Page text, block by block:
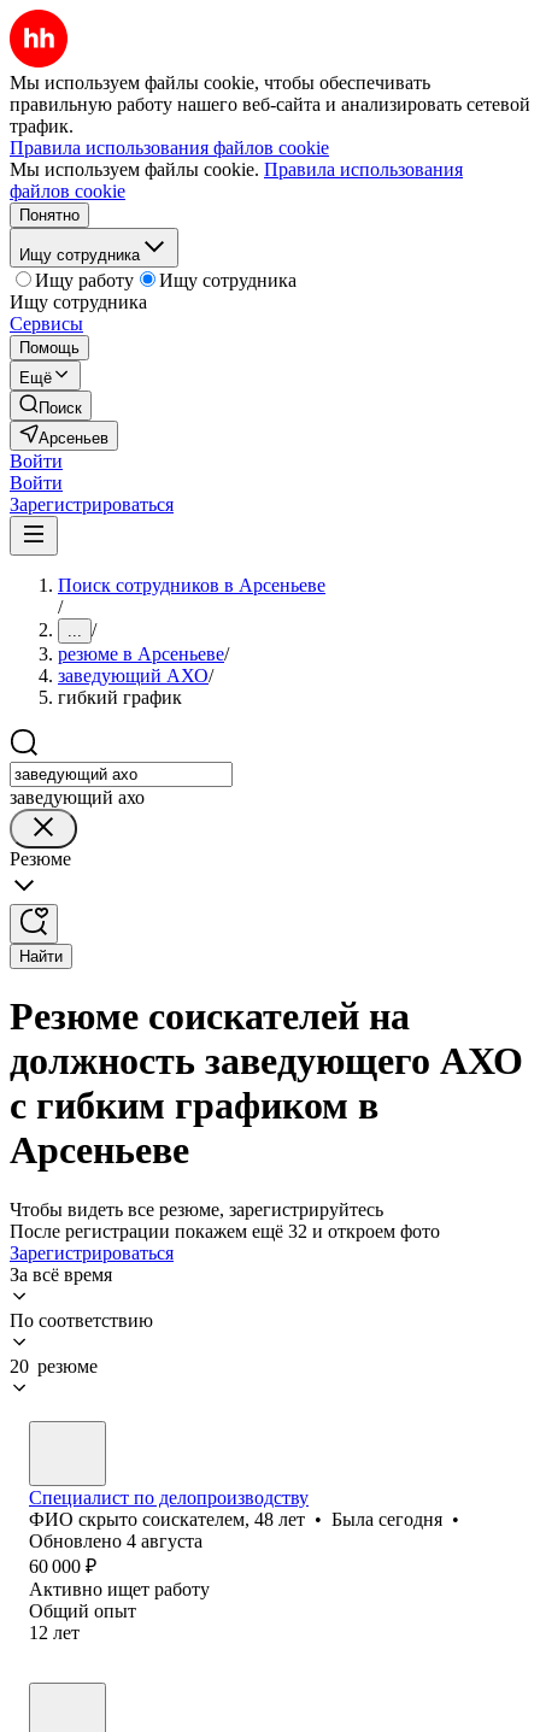
Мы используем файлы cookie, чтобы обеспечивать
правильную работу нашего веб-сайта и анализировать сетевой
трафик.
Правила использования файлов cookie
Мы используем файлы cookie. Правила использования
файлов cookie
Понятно
Ищу сотрудника
Ищу работу
Ищу сотрудника
Ищу сотрудника
Сервисы
Помощь
Ещё
Поиск
Арсеньев
Войти
Войти
Зарегистрироваться
Поиск сотрудников в Арсеньеве
/
... /
резюме в Арсеньеве/
заведующий АХО/
гибкий график
заведующий ахо
Резюме
Найти
Резюме соискателей на
должность заведующего АХО
с гибким графиком в
Арсеньеве
Чтобы видеть все резюме, зарегистрируйтесь
После регистрации покажем ещё 32 и откроем фото
Зарегистрироваться
За всё время
По соответствию
20 резюме
Специалист по делопроизводству
ФИО скрыто соискателем, 48 лет • Была сегодня •
Обновлено 4 августа
60 000 ₽
Активно ищет работу
Общий опыт
12 лет